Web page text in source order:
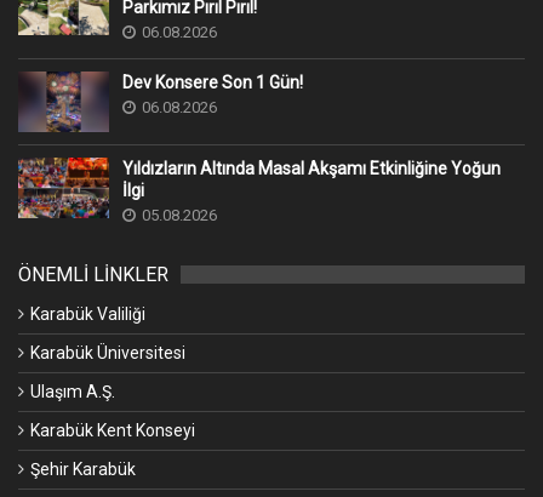
Parkımız Pırıl Pırıl!
06.08.2026
Dev Konsere Son 1️ Gün!
06.08.2026
Yıldızların Altında Masal Akşamı Etkinliğine Yoğun
İlgi
05.08.2026
ÖNEMLİ LİNKLER
Karabük Valiliği
Karabük Üniversitesi
Ulaşım A.Ş.
Karabük Kent Konseyi
Şehir Karabük